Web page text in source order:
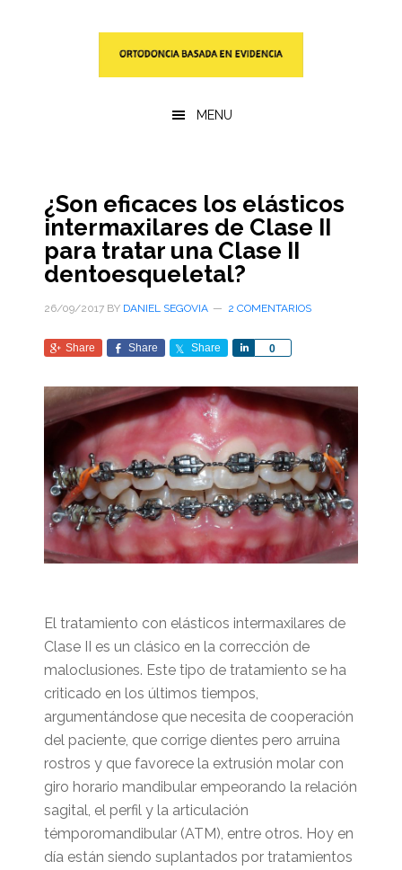
MENU
¿Son eficaces los elásticos
intermaxilares de Clase II
para tratar una Clase II
dentoesqueletal?
26/09/2017BY DANIEL SEGOVIA 2 COMENTARIOS
Share Share Share 0
Share
El tratamiento con elásticos intermaxilares de
Clase II es un clásico en la corrección de
maloclusiones. Este tipo de tratamiento se ha
criticado en los últimos tiempos,
argumentándose que necesita de cooperación
del paciente, que corrige dientes pero arruina
rostros y que favorece la extrusión molar con
giro horario mandibular empeorando la relación
sagital, el perfil y la articulación
témporomandibular (ATM), entre otros. Hoy en
día están siendo suplantados por tratamientos